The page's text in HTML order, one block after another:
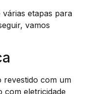
etapas para
vamos
revestido com um
com eletricidade